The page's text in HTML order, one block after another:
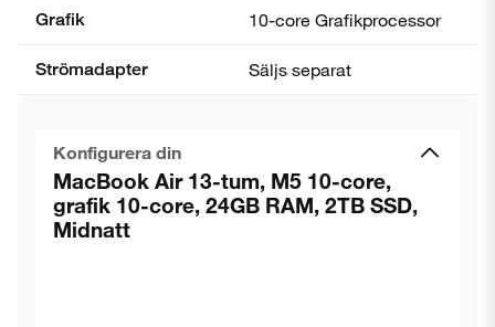
Grafik 10-core Grafik­processor
Strömadapter Säljs separat
Konfigurera din
MacBook Air 13-tum, M5 10-core,
grafik 10-core, 24GB RAM, 2TB SSD,
Midnatt